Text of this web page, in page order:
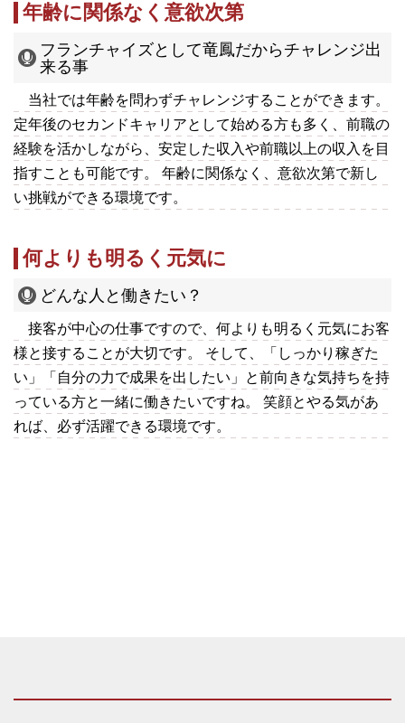
年齢に関係なく意欲次第
フランチャイズとして竜鳳だからチャレンジ出
来る事
当社では年齢を問わずチャレンジすることができます。
定年後のセカンドキャリアとして始める方も多く、前職の
経験を活かしながら、安定した収入や前職以上の収入を目
指すことも可能です。 年齢に関係なく、意欲次第で新し
い挑戦ができる環境です。
何よりも明るく元気に
どんな人と働きたい？
接客が中心の仕事ですので、何よりも明るく元気にお客
様と接することが大切です。 そして、「しっかり稼ぎた
い」「自分の力で成果を出したい」と前向きな気持ちを持
っている方と一緒に働きたいですね。 笑顔とやる気があ
れば、必ず活躍できる環境です。